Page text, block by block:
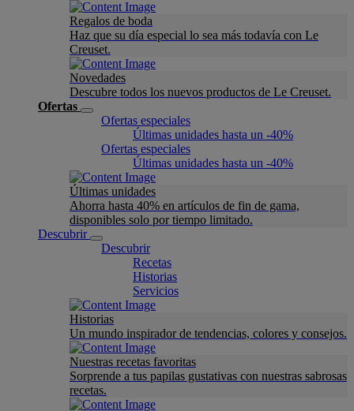
Regalos de boda
Haz que su día especial lo sea más todavía con Le
Creuset.
Novedades
Descubre todos los nuevos productos de Le Creuset.
Ofertas
Ofertas especiales
Últimas unidades hasta un -40%
Ofertas especiales
Últimas unidades hasta un -40%
Últimas unidades
Ahorra hasta 40% en artículos de fin de gama,
disponibles solo por tiempo limitado.
Descubrir
Descubrir
Recetas
Historias
Servicios
Historias
Un mundo inspirador de tendencias, colores y consejos.
Nuestras recetas favoritas
Sorprende a tus papilas gustativas con nuestras sabrosas
recetas.